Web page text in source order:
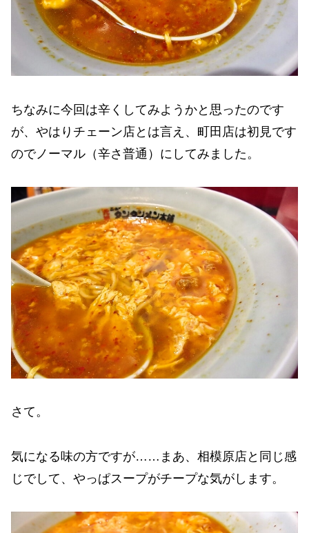
ちなみに今回は辛くしてみようかと思ったのです
が、やはりチェーン店とは言え、町田店は初見です
のでノーマル（辛さ普通）にしてみました。
さて。
気になる味の方ですが……まあ、相模原店と同じ感
じでして、やっぱスープがチープな気がします。